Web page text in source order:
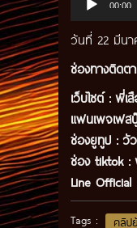
00:00
วันที่ 22 มีนา
ช่องทางติดต
เว็บไซต์ : พี่เ
แฟนเพจเฟส
ช่องยูทูป : วั
ช่อง tiktok :
Line Official
Tags : คลิป